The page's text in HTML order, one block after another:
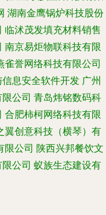
湖南金鹰锅炉科技股份
临沭茂发填充材料销售
南京易炬物联科技有限
雀誉网络科技有限公司
信息安全软件开发 广州
公司 青岛炜铭数码科
合肥柿柯网络科技有限
翼创意科技（横琴）有
限公司 陕西兴邦餐饮文
公司 蚁族生态建设有